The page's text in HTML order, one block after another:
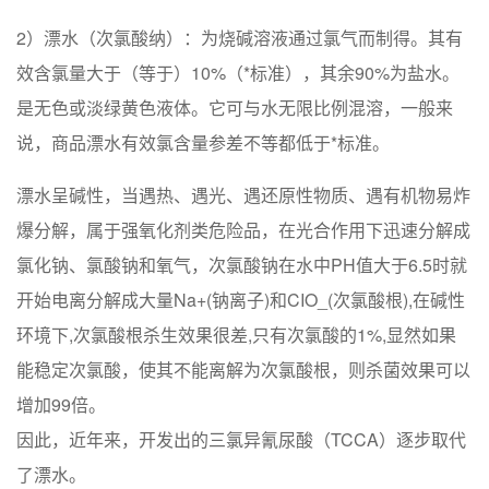
2）漂水（次氯酸纳）：为烧碱溶液通过氯气而制得。其有
效含氯量大于（等于）10%（*标准），其余90%为盐水。
是无色或淡绿黄色液体。它可与水无限比例混溶，一般来
说，商品漂水有效氯含量参差不等都低于*标准。
漂水呈碱性，当遇热、遇光、遇还原性物质、遇有机物易炸
爆分解，属于强氧化剂类危险品，在光合作用下迅速分解成
氯化钠、氯酸钠和氧气，次氯酸钠在水中PH值大于6.5时就
开始电离分解成大量Na+(钠离子)和CIO_(次氯酸根),在碱性
环境下,次氯酸根杀生效果很差,只有次氯酸的1%,显然如果
能稳定次氯酸，使其不能离解为次氯酸根，则杀菌效果可以
增加99倍。
因此，近年来，开发出的三氯异氰尿酸（TCCA）逐步取代
了漂水。